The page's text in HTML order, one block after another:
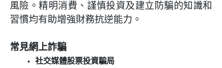
風險。精明消費、謹慎投資及建立防騙的知識和
習慣均有助增強財務抗逆能力。
常見網上詐騙
社交媒體股票投資騙局